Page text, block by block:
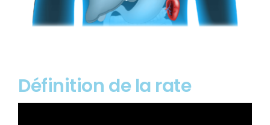
Définition de la rate